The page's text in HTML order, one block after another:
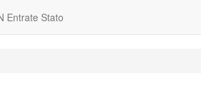
Entrate Stato